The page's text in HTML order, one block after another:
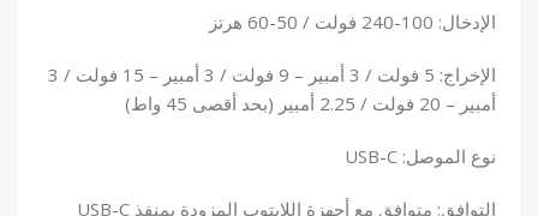
الإدخال: 100-240 فولت / 50-60 هرتز
الإخراج: 5 فولت / 3 أمبير – 9 فولت / 3 أمبير – 15 فولت / 3
أمبير – 20 فولت / 2.25 أمبير (بحد أقصى 45 واط)
نوع الموصل: USB-C
التوافق: متوافق مع أجهزة اللابتوب المزودة بمنفذ USB-C